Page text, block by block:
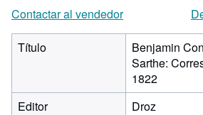
Contactar al vendedor
Título
Benjamin
Sarthe:
1822
Editor
Droz